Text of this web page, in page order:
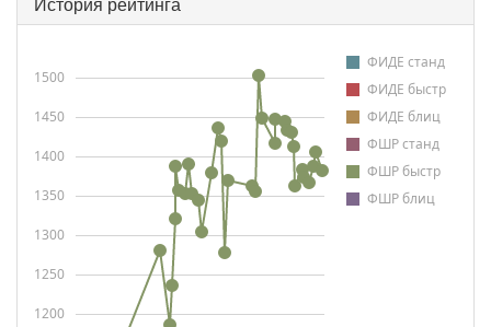
ФИДЕ станд
ФИДЕ быстр
ФИДЕ блиц
ФШР станд
ФШР быстр
ФШР блиц
1200
1250
1300
1350
1400
1450
1500